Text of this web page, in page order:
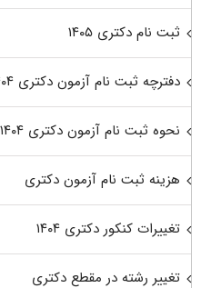
ثبت نام دکتری ۱۴۰۵
دفترچه ثبت نام آزمون دکتری ۱۴۰۴
نحوه ثبت نام آزمون دکتری ۱۴۰۴
هزینه ثبت نام آزمون دکتری
تغییرات کنکور دکتری ۱۴۰۴
تغییر رشته در مقطع دکتری